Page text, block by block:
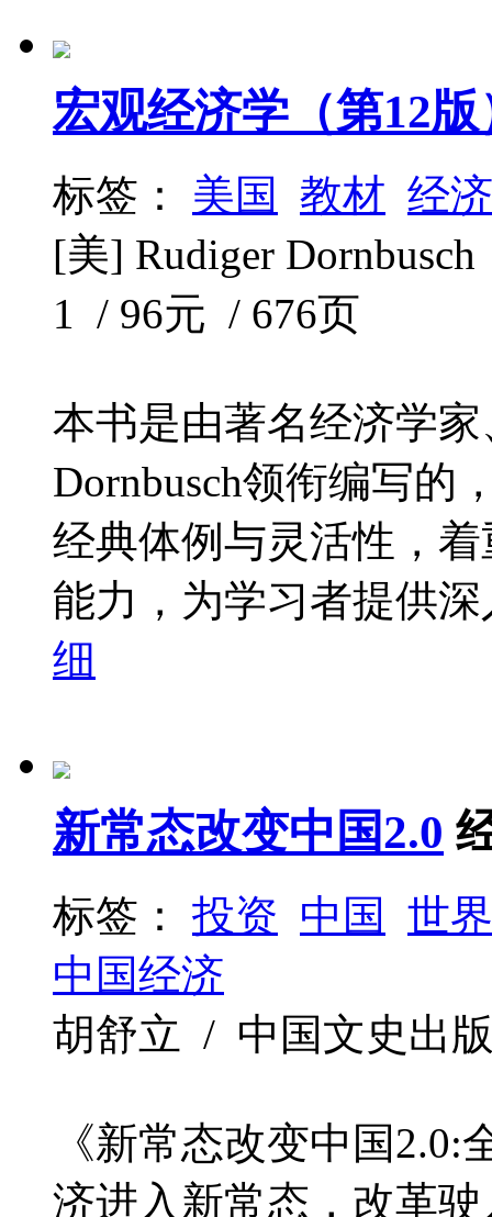
宏观经济学（第12版
标签： 美国 教材 经
[美] Rudiger
1 / 96元 / 676页
本书是由著名经济学
Dornbusch领衔编写的
经典体例与灵活性，
能力，为学习者提供
细
新常态改变中国2.0
标签： 投资 中国
世
中国经济
胡舒立 / 中国文史出
《新常态改变中国
济进入新常态，改革